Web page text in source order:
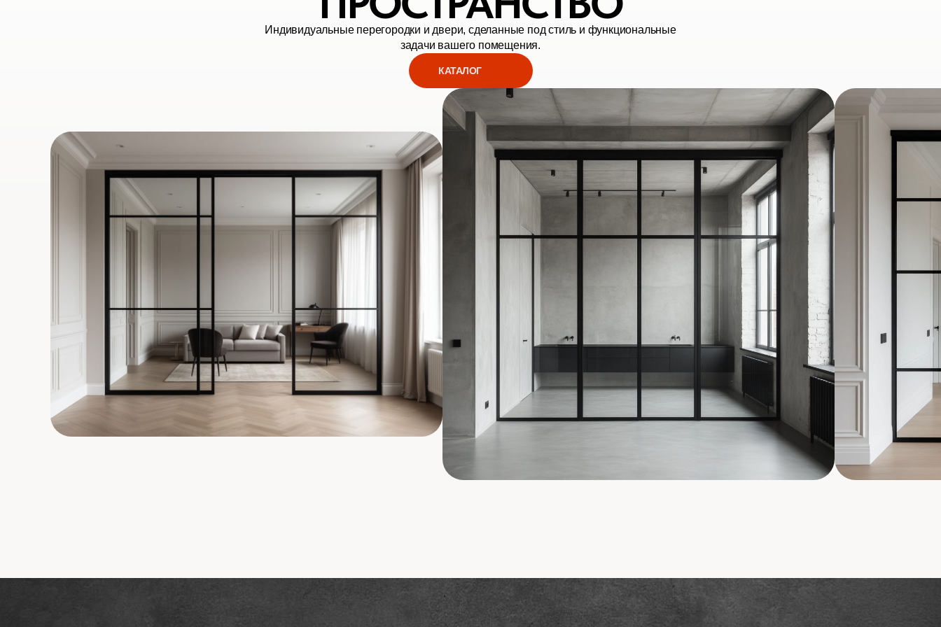
Индивидуальные перегородки и двери, сделанные под стиль и функциональные
задачи вашего помещения.
КАТАЛОГ